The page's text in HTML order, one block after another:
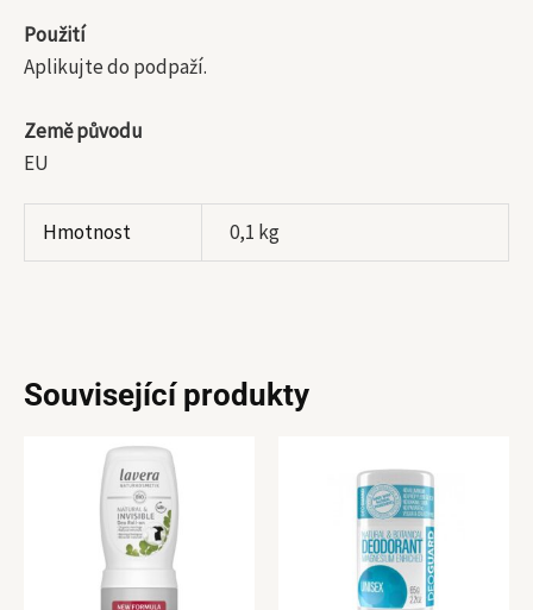
Použití
Aplikujte do podpaží.
Země původu
EU
Hmotnost 0,1 kg
Související produkty